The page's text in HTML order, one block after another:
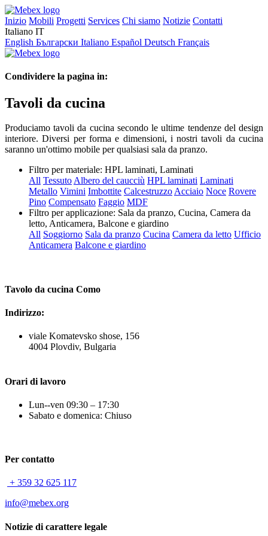
Inizio Mobili Progetti Services Chi siamo Notizie Contatti
Italiano IT
English Български Italiano Español Deutsch Français
Condividere la pagina in:
Tavoli da cucina
Produciamo tavoli da cucina secondo le ultime tendenze del design
interiore. Diversi per forma e dimensioni, i nostri tavoli da cucina
saranno un'ottimo mobile per qualsiasi sala da pranzo.
Filtro per materiale: HPL laminati, Laminati
All TessutoAlbero del caucciù HPL laminati Laminati
Metallo Vimini Imbottite CalcestruzzoAcciaio Noce Rovere
Pino Compensato Faggio MDF
Filtro per applicazione: Sala da pranzo, Cucina, Camera da
letto, Anticamera, Balcone e giardino
All Soggiorno Sala da pranzo Cucina Camera da letto Ufficio
Anticamera Balcone e giardino
Tavolo da cucina Como
Indirizzo:
viale Komatevsko shose, 156
4004 Plovdiv, Bulgaria
Orari di lavoro
Lun--ven 09:30 – 17:30
Sabato e domenica: Chiuso
Per contatto
+ 359 32 625 117
info@mebex.org
Notizie di carattere legale